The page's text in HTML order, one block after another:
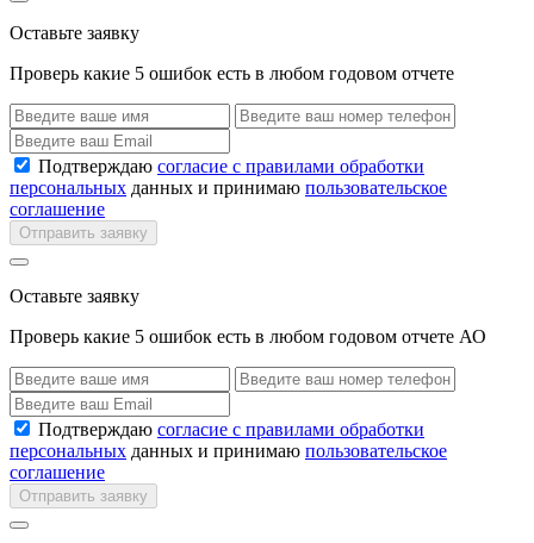
Оставьте заявку
Проверь какие 5 ошибок есть в любом годовом отчете
Подтверждаю согласие с правилами обработки
персональных данных и принимаю пользовательское
соглашение
Отправить заявку
Оставьте заявку
Проверь какие 5 ошибок есть в любом годовом отчете АО
Подтверждаю согласие с правилами обработки
персональных данных и принимаю пользовательское
соглашение
Отправить заявку